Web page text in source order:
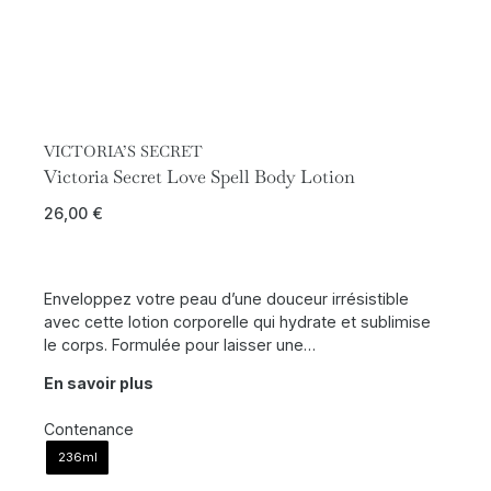
VICTORIA’S SECRET
Victoria Secret Love Spell Body Lotion
26,00 €
Enveloppez votre peau d’une douceur irrésistible
avec cette lotion corporelle qui hydrate et sublimise
le corps. Formulée pour laisser une…
En savoir plus
Contenance
236ml